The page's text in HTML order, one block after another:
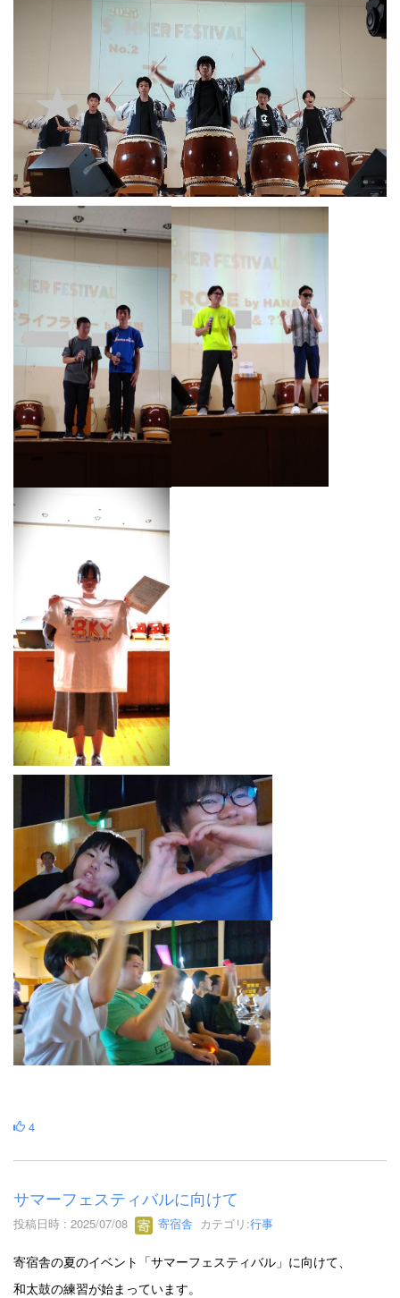
4
サマーフェスティバルに向けて
投稿日時 : 2025/07/08 寄宿舎 カテゴリ:行事
寄宿舎の夏のイベント「サマーフェスティバル」に向けて、
和太鼓の練習が始まっています。